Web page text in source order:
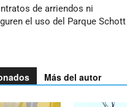
de arriendos ni
el uso del Parque Schott
Más del autor